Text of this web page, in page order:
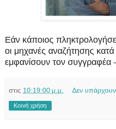
Eάν κάποιος
οι μηχανές αναζήτησης
εμφανίσουν τον συγγραφέα
στις 10:19:00 μ.μ. Δεν
Κοινή χρήση